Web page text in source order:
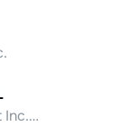
Alphabet Inc. Class A Common Stock